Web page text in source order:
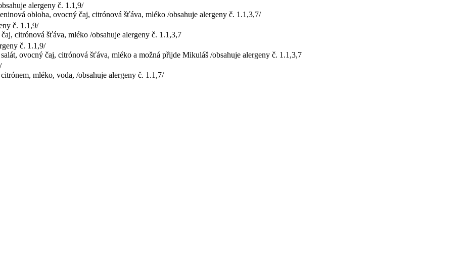
alergeny č. 1.1,9/
obloha, ovocný čaj, citrónová šťáva, mléko /obsahuje alergeny č. 1.1,3,7/
č. 1.1,9/
citrónová šťáva, mléko /obsahuje alergeny č. 1.1,3,7
č. 1.1,9/
ovocný čaj, citrónová šťáva, mléko a možná přijde Mikuláš /obsahuje alergeny č. 1.1,3,7
mléko, voda, /obsahuje alergeny č. 1.1,7/